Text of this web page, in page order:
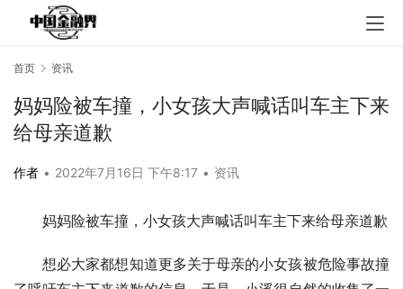
首页 资讯
妈妈险被车撞，小女孩大声喊话叫车主下来
给母亲道歉
作者 • 2022年7月16日 下午8:17 • 资讯
妈妈险被车撞，小女孩大声喊话叫车主下来给母亲道歉
想必大家都想知道更多关于母亲的小女孩被危险事故撞